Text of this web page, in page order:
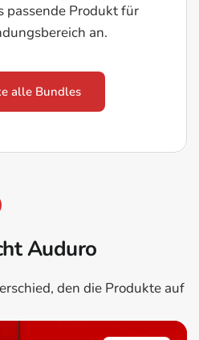
passende Produkt für
an.
alle Bundles
Auduro
den die Produkte auf